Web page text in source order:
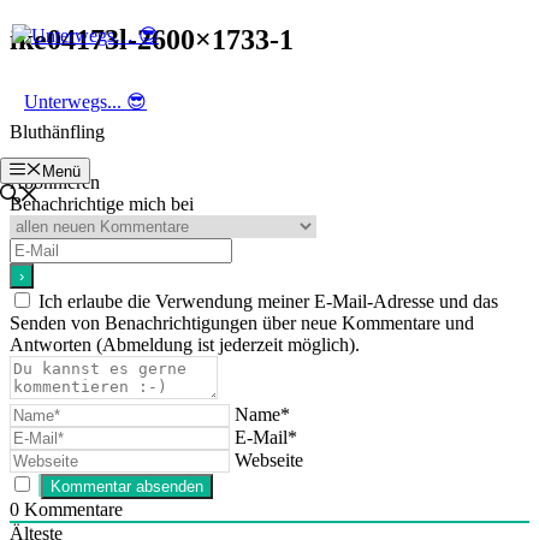
Zum
Inhalt
Unterwegs... 😎
Menü
ike04173l-2600×1733-1
Bluthänfling
Abonnieren
Benachrichtige mich bei
Ich erlaube die Verwendung meiner E-Mail-Adresse und das
Senden von Benachrichtigungen über neue Kommentare und
Antworten (Abmeldung ist jederzeit möglich).
Name*
E-Mail*
Webseite
0 Kommentare
Älteste